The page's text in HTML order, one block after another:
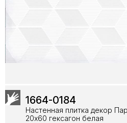
1664-0184
Настенная плитка декор
20x60 гексагон белая